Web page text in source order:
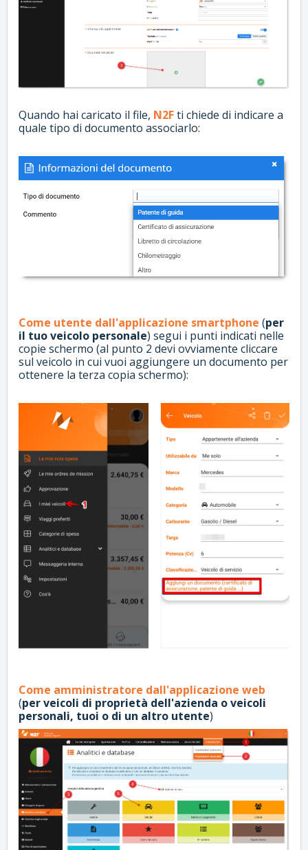
Quando hai caricato il file, N2Fti chiede di indicare a
quale tipo di documento associarlo:
Come utente dall'applicazione smartphone (per
il tuo veicolo personale) segui i punti indicati nelle
copie schermo (al punto 2 devi ovviamente cliccare
sul veicolo in cui vuoi aggiungere un documento per
ottenere la terza copia schermo):
Come amministratore dall'applicazione web
(per veicoli di proprietà dell'azienda o veicoli
personali, tuoi o di un altro utente)